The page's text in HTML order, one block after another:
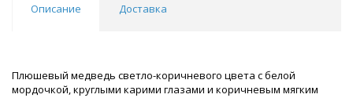
Описание Доставка
Плюшевый медведь светло-коричневого цвета с белой
мордочкой, круглыми карими глазами и коричневым мягким